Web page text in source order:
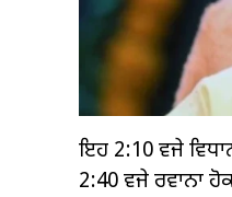
ਇਹ 2:10 ਵਜੇ
2:40 ਵਜੇ ਰਵਾਨਾ